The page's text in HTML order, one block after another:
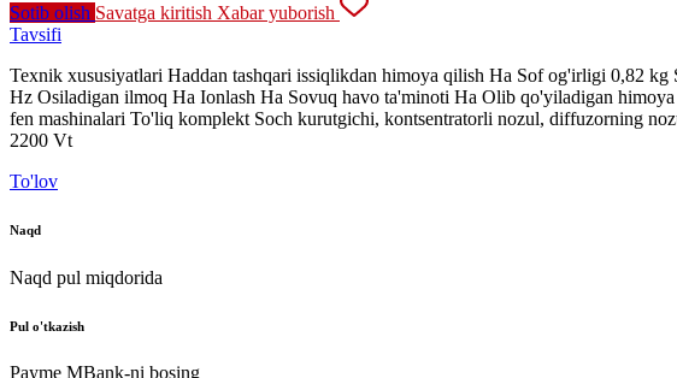
Sotib olish Savatga kiritish Xabar yuborish
Tavsifi
Texnik xususiyatlari Haddan tashqari issiqlikdan himoya qilish Ha Sof og'irligi 0,82
Hz Osiladigan ilmoq Ha Ionlash Ha Sovuq havo ta'minoti Ha Olib qo'yiladigan
fen mashinalari To'liq komplekt Soch kurutgichi, kontsentratorli nozul, diffuzorning
2200 Vt
To'lov
Naqd
Naqd pul miqdorida
Pul o'tkazish
Payme MBank-ni bosing